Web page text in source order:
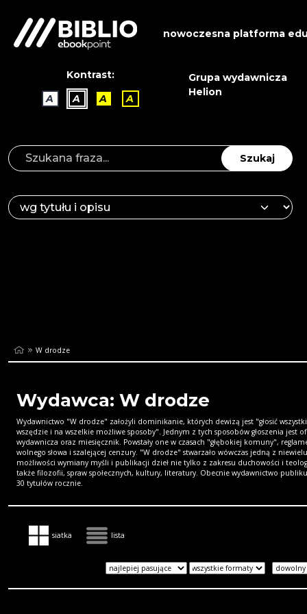
nowoczesna platforma
Kontrast:
A
A A A
Grupa wydawnicza
Helion
Szukaj
W drodze
Wydawca: W drodze
Wydawnictwo "W drodze" założyli dominikanie, których dewizą jest "głosić
wszędzie i na wszelkie możliwe sposoby". Jednym z tych sposobów głoszenia jest
wydawnicza oraz miesięcznik. Powstały one w czasach "głębokiej komuny",
wolnego słowa i szalejącej cenzury. "W drodze" stwarzało wówczas jedną z niewielu
możliwości wymiany myśli i publikacji dzieł nie tylko z zakresu duchowości i
także filozofii, spraw społecznych, kultury, literatury. Obecnie wydawnictwo
30 tytułów rocznie.
siatka lista